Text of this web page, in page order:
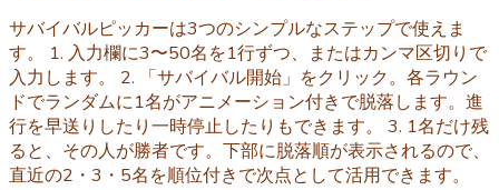
サバイバルピッカーは3つのシンプルなステップで使えま
す。 1. 入力欄に3〜50名を1行ずつ、またはカンマ区切りで
入力します。 2. 「サバイバル開始」をクリック。各ラウン
ドでランダムに1名がアニメーション付きで脱落します。進
行を早送りしたり一時停止したりもできます。 3. 1名だけ残
ると、その人が勝者です。下部に脱落順が表示されるので、
直近の2・3・5名を順位付きで次点として活用できます。